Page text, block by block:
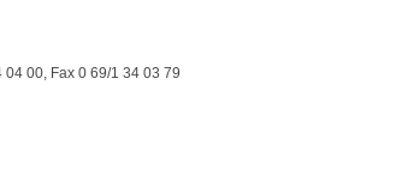
04 00, Fax 0 69/1 34 03 79